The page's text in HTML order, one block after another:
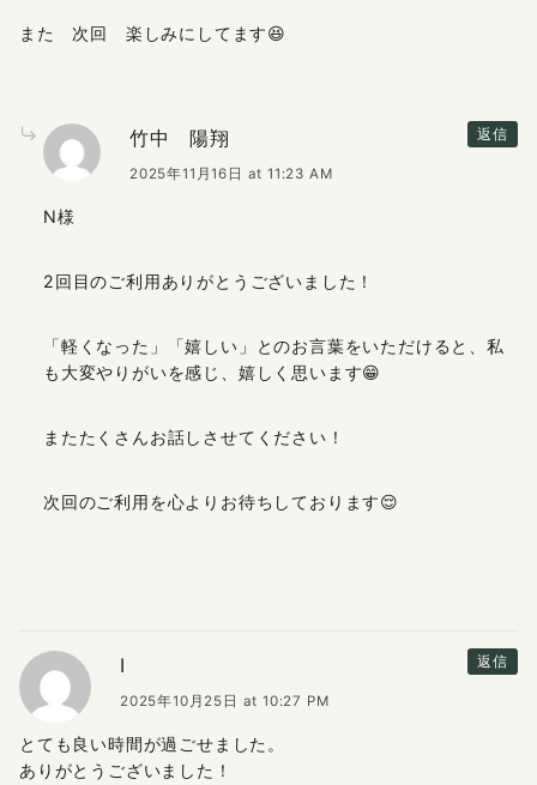
また 次回 楽しみにしてます😆
返信
竹中 陽翔
2025年11月16日 at 11:23 AM
N様
2回目のご利用ありがとうございました！
「軽くなった」「嬉しい」とのお言葉をいただけると、私
も大変やりがいを感じ、嬉しく思います😁
またたくさんお話しさせてください！
次回のご利用を心よりお待ちしております😌
返信
I
2025年10月25日 at 10:27 PM
とても良い時間が過ごせました。
ありがとうございました！